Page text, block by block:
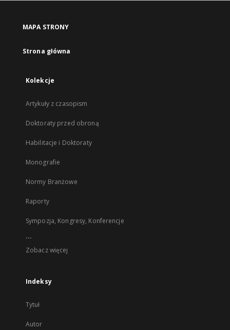
MAPA STRONY
Strona główna
Kolekcje
Artykuły z czasopism
Doktoraty przed obroną
Habilitacje i Doktoraty
Monografie
Normy Branżowe
Raporty
Sympozja, Kongresy, Konferencje
...
Zobacz więcej
Indeksy
Tytuł
Autor